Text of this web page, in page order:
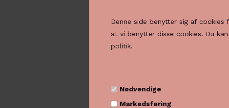
Denne side benytter sig af
at vi benytter disse cookies. Du
politik.
Nødvendige
Markedsføring